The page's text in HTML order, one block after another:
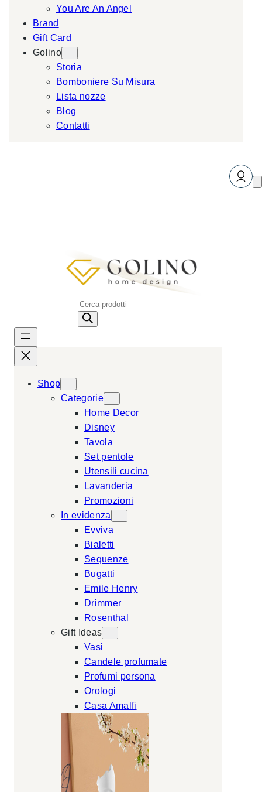
You Are An Angel
Brand
Gift Card
Golino
Storia
Bomboniere Su Misura
Lista nozze
Blog
Contatti
P
s
Shop
Categorie
Home Decor
Disney
Tavola
Set pentole
Utensili cucina
Lavanderia
Promozioni
In evidenza
Evviva
Bialetti
Sequenze
Bugatti
Emile Henry
Drimmer
Rosenthal
Gift Ideas
Vasi
Candele profumate
Profumi persona
Orologi
Casa Amalfi